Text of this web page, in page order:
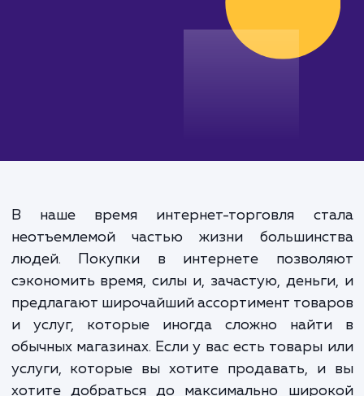
В наше время интернет-торговля
неотъемлемой частью жизни
людей. Покупки в интернете
сэкономить время, силы и, зачастую,
предлагают широчайший ассортимент